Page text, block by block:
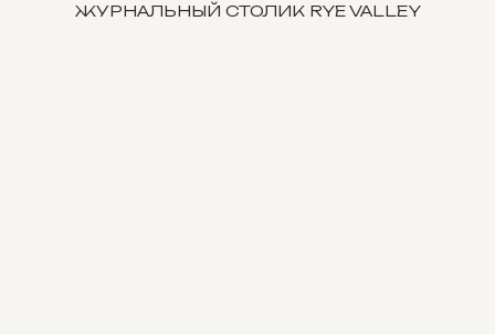
ЖУРНАЛЬНЫЙ СТОЛИК RYE VALLEY